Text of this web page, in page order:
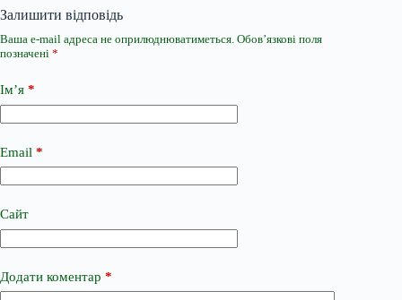
Залишити відповідь
Ваша e-mail адреса не оприлюднюватиметься. Обов’язкові поля
позначені *
Ім’я *
Email *
Сайт
Додати коментар *